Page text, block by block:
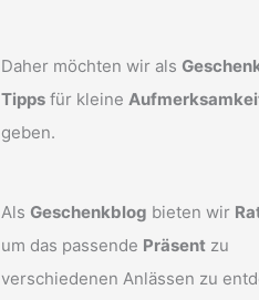
Daher möchten wir als
Tipps für kleine
geben.
Als Geschenkblog bieten wir
um das passende Präsent zu
verschiedenen Anlässen zu